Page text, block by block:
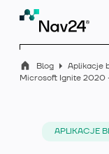
Blog
Aplikacje
APLIKACJE